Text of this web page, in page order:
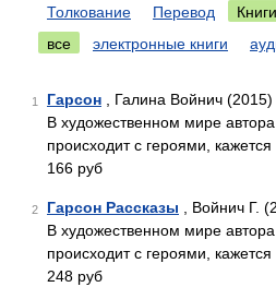
Толкование Перевод
Книги
все
электронные книги
1 Гарсон , Галина Войнич (2015)
В художественном мире
происходит с героями,
166 руб
2 Гарсон Рассказы , Войнич Г.
В художественном мире
происходит с героями,
248 руб